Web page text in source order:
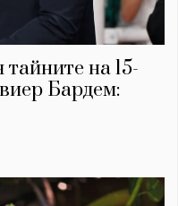
на 15-
Бардем: